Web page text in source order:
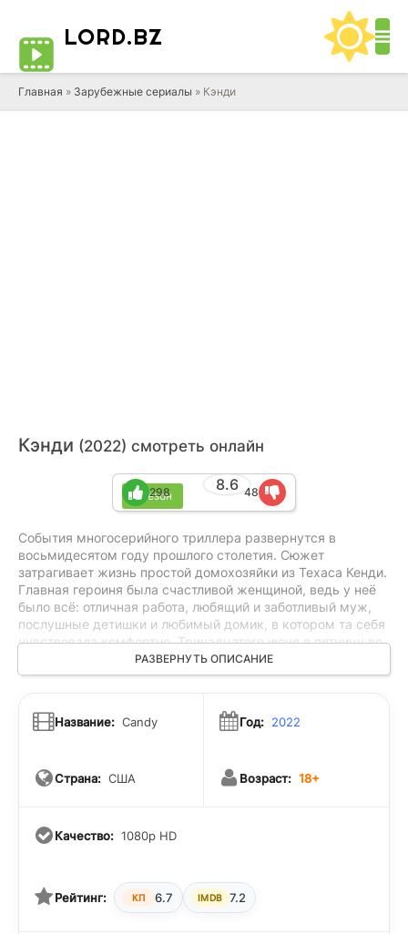
LORD.BZ
Главная » Зарубежные сериалы » Кэнди
Кэнди (2022) смотреть онлайн
1 сезон
8.6
298 48
События многосерийного триллера развернутся в
восьмидесятом году прошлого столетия. Сюжет
затрагивает жизнь простой домохозяйки из Техаса Кенди.
Главная героиня была счастливой женщиной, ведь у неё
было всё: отличная работа, любящий и заботливый муж,
послушные детишки и любимый домик, в котором та себя
чувствовала комфортно. Тринадцатого июня в пятницу во
время пребывания в церкви главная героиня совершила
безумный поступок: она нанесла сорок один удар
явления многие исследователи не могут до сих пор
объяснить. Что же произошло на самом деле?
РАЗВЕРНУТЬ ОПИСАНИЕ
Название: Candy
Страна: США
Год: 2022
Возраст: 18+
Качество: 1080p HD
Рейтинг: КП 6.7 IMDB 7.2